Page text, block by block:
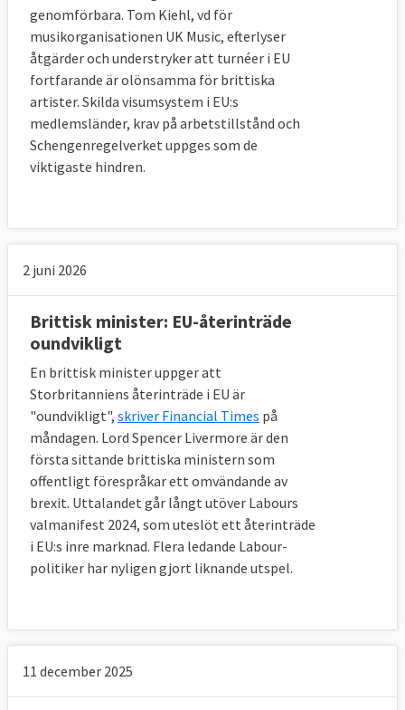
Alla EU-regler fortsätter att gälla för
Storbritannien men landets företrädare
försvinner från EU-institutionerna och får
inget formellt inflytande.
EU och Storbritannien har på brittisk
begäran enats om att en övergångsperiod
ska pågå från det formella utträdet. Detta för
företag och myndigheter ska få tillräcklig tid
att ställa om.
Enligt avtalet ska övergångsperioden löpa ut
31 december 2020. Under den tiden kommer
alla nuvarande EU-regler gälla för
Storbritannien som även måste betala in till
EU-budgeten och lyda nya EU-lagar. Dock
försvinner alla brittiska företrädare och
politiker från EU-institutionerna och
lagstiftningsprocessen.
Övergångsperioden kan förlängas om båda
sidor så önskar. En förlängning, som måste
vara två år, kan dock bara ske en gång och
måste beslutas om innan första juli 2020.
Vid en eventuell förlängning måste
fortsätter få tillgång till den inre marknaden
och åtnjuta andra EU-fördelar.
genomförbara. Tom Kiehl, vd för
musikorganisationen UK Music, efterlyser
åtgärder och understryker att turnéer i EU
fortfarande är olönsamma för brittiska
artister. Skilda visumsystem i EU:s
medlemsländer, krav på arbetstillstånd och
Schengenregelverket uppges som de
viktigaste hindren.
2 juni 2026
Brittisk minister: EU-återinträde
oundvikligt
En brittisk minister uppger att
Storbritanniens återinträde i EU är
"oundvikligt", skriver Financial Times på
måndagen. Lord Spencer Livermore är den
första sittande brittiska ministern som
offentligt förespråkar ett omvändande av
brexit. Uttalandet går långt utöver Labours
valmanifest 2024, som uteslöt ett återinträde
i EU:s inre marknad. Flera ledande Labour-
politiker har nyligen gjort liknande utspel.
11 december 2025